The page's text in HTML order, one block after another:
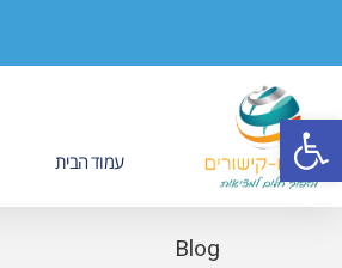
פתח סרגל נגישות
עמוד הבית
Blog